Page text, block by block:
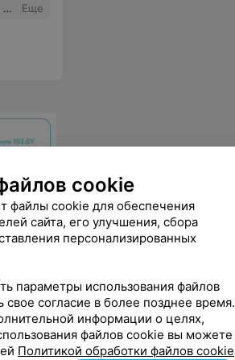
Еще
Еще
cookie
файлы cookie для обеспечения
сайта, его улучшения, сбора
персонализированных
параметры использования файлов
согласие в более позднее время.
информации о целях,
файлов cookie вы можете
Политикой обработки файлов cookie